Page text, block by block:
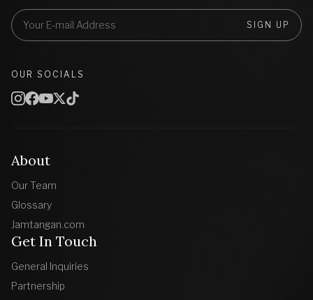
About
Our Team
Glossary
Jamtangan.com
Get In Touch
General Inquiries
Partnership
SIGN UP
OUR SOCIALS